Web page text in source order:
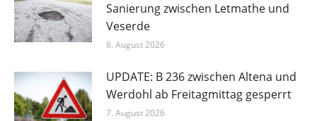
Sanierung zwischen Letmathe und
Veserde
8. August 2026
UPDATE: B 236 zwischen Altena und
Werdohl ab Freitagmittag gesperrt
7. August 2026